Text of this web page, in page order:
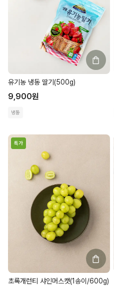
유기농 냉동 딸기(500g)
9,900원
냉동
특가
초록개런티 샤인머스캣(1송이/600g)